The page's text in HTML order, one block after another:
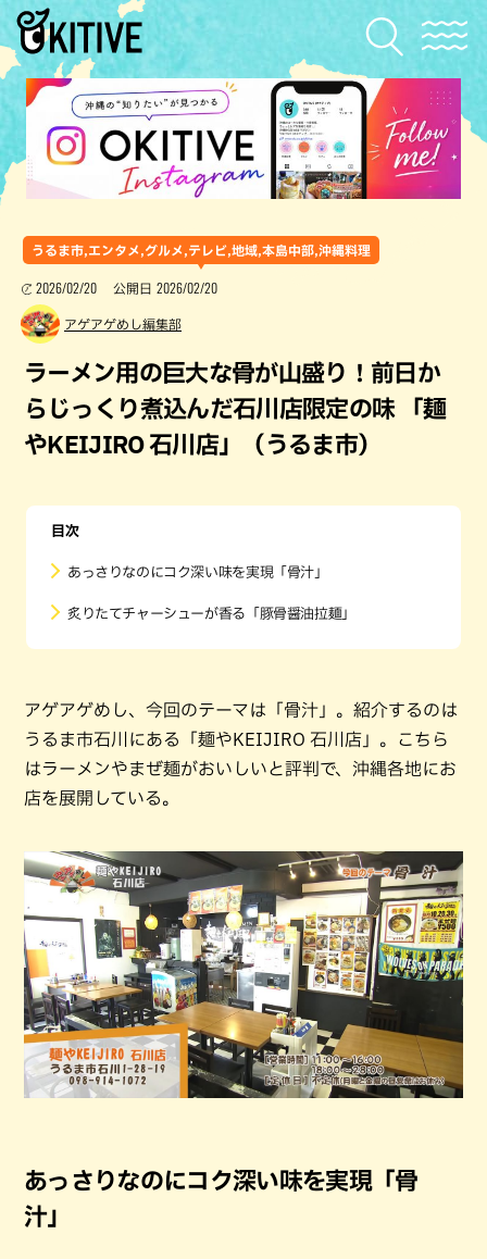
うるま市,エンタメ,グルメ,テレビ,地域,本島中部,沖縄料理
2026/02/20 公開日 2026/02/20
アゲアゲめし編集部
ラーメン用の巨大な骨が山盛り！前日か
らじっくり煮込んだ石川店限定の味 「麺
やKEIJIRO 石川店」（うるま市）
目次
あっさりなのにコク深い味を実現「骨汁」
炙りたてチャーシューが香る「豚骨醤油拉麺」
アゲアゲめし、今回のテーマは「骨汁」。紹介するのは
うるま市石川にある「麺やKEIJIRO 石川店」。こちら
はラーメンやまぜ麺がおいしいと評判で、沖縄各地にお
店を展開している。
あっさりなのにコク深い味を実現「骨
汁」